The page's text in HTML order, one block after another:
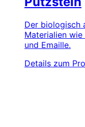
Der biologisch
Materialien
und Emaille.
Details zum